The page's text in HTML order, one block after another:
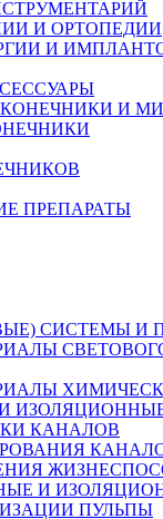
И ОРТОПЕДИИ
И
И
ПРЕПАРАТЫ
СИСТЕМЫ И
КАНАЛОВ
И
ПУЛЬПЫ